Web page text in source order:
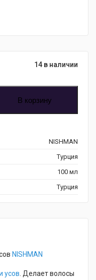
14 в наличии
В корзину
NISHMAN
Турция
100 мл
Турция
NISHMAN
усов . Делает волосы